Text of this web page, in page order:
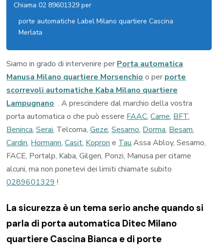
Chiama 02 89601329 per
porte automatiche Label Milano quartiere Cascina
Merlata
Siamo in grado di intervenire perPorta automatica
Manusa Milano quartiere Morsenchioo per porte
scorrevoli automatiche Kaba Milano quartiere
Lampugnano . A prescindere dal marchio della vostra
porta automatica o che può essereFAAC,Came,BFT,
Beninca,Serai, Telcoma,Geze,Sesamo,Dorma,Besam,
Cardin,Hormann,Casit,KoproneTauAssa Abloy, Sesamo,
FACE, Portalp, Kaba, Gilgen, Ponzi, Manusa per citarne
alcuni, ma non ponetevi dei limiti chiamate subito
0289601329!
La sicurezza è un tema serio anche quando si
parla di porta automatica Ditec Milano
quartiere Cascina Bianca e di porte